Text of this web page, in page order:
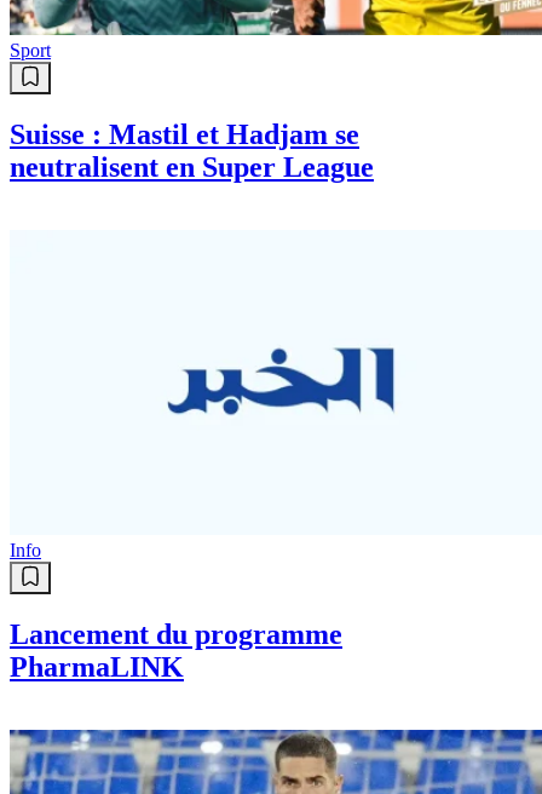
Sport
Suisse : Mastil et Hadjam se
neutralisent en Super League
Info
Lancement du programme
PharmaLINK